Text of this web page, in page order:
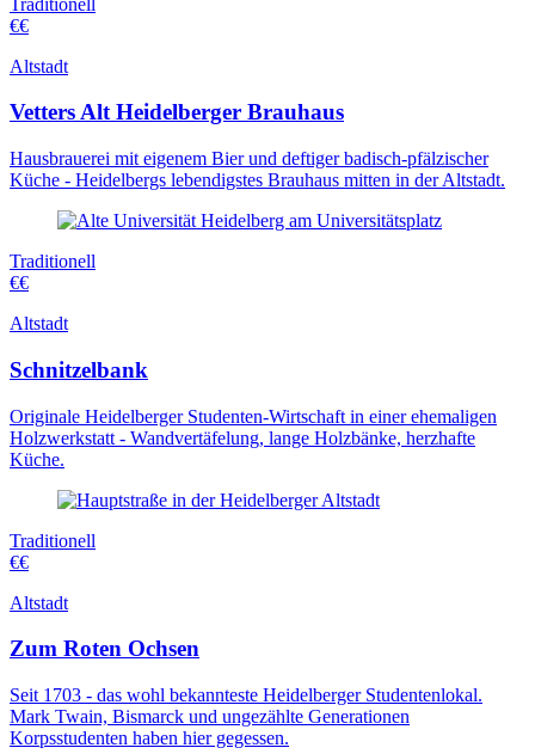
€€
Altstadt
Vetters Alt Heidelberger Brauhaus
Hausbrauerei mit eigenem Bier und deftiger badisch-pfälzischer
Küche - Heidelbergs lebendigstes Brauhaus mitten in der Altstadt.
Traditionell
€€
Altstadt
Schnitzelbank
Originale Heidelberger Studenten-Wirtschaft in einer ehemaligen
Holzwerkstatt - Wandvertäfelung, lange Holzbänke, herzhafte
Küche.
Traditionell
€€
Altstadt
Zum Roten Ochsen
Seit 1703 - das wohl bekannteste Heidelberger Studentenlokal.
Mark Twain, Bismarck und ungezählte Generationen
Korpsstudenten haben hier gegessen.